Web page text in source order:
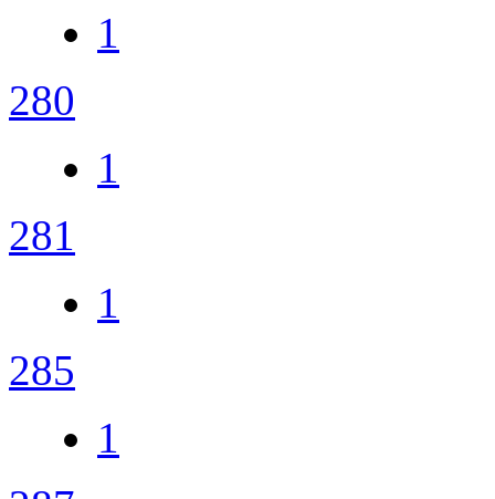
1
280
1
281
1
285
1